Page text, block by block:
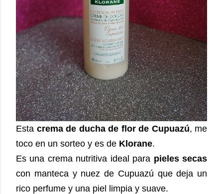
Esta crema de ducha de flor de Cupuazú, me
toco en un sorteo y es de Klorane.
Es una crema nutritiva ideal para pieles secas
con manteca y nuez de Cupuazú que deja un
rico perfume y una piel limpia y suave.